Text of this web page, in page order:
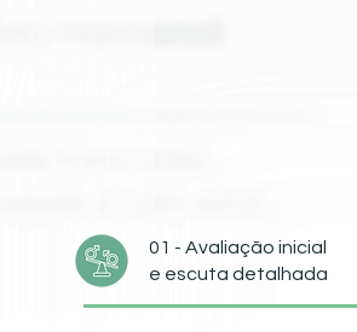
01 - Avaliação inicial
e escuta detalhada